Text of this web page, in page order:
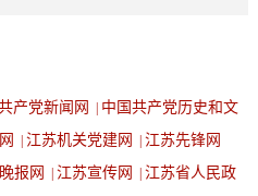
产党新闻网
中国共产党历史和文
江苏机关党建网
江苏先锋网
报网 江苏宣传网
江苏省人民政